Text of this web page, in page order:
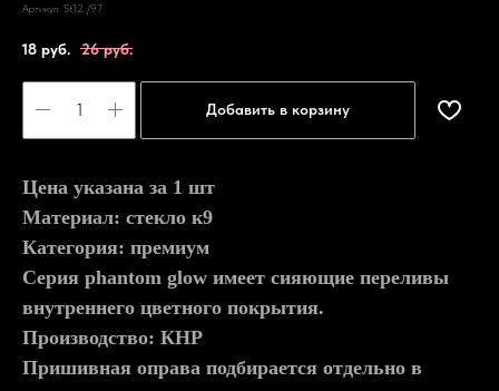
Артикул: St12 /97
18 руб. 26 руб.
Добавить в корзину
Цена указана за 1 шт
Материал: стекло к9
Категория: премиум
Серия phantom glow имеет сияющие переливы
внутреннего цветного покрытия.
Производство: КНР
Пришивная оправа подбирается отдельно в